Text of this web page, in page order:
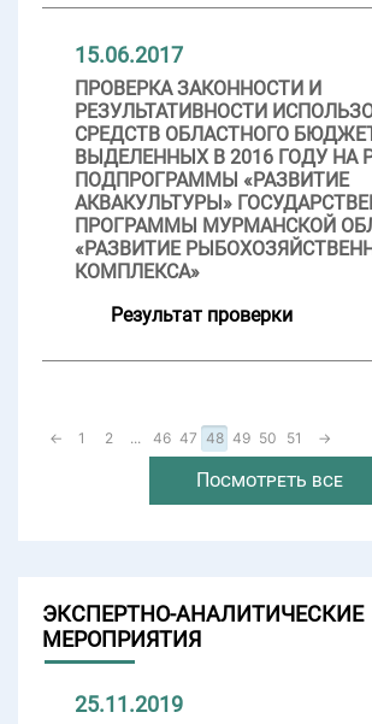
15.06.2017
ПРОВЕРКА ЗАКОННОСТИ И
РЕЗУЛЬТАТИВНОСТИ
СРЕДСТВ ОБЛАСТНОГО
ВЫДЕЛЕННЫХ В 2016 ГОДУ НА
ПОДПРОГРАММЫ «РАЗВИТИЕ
АКВАКУЛЬТУРЫ»
ПРОГРАММЫ МУРМАНСКОЙ
«РАЗВИТИЕ
КОМПЛЕКСА»
Результат проверки
← 1 2 ... 46 47 48 49 50 51 →
Посмотреть все
ЭКСПЕРТНО-АНАЛИТИЧЕСКИЕ
МЕРОПРИЯТИЯ
25.11.2019